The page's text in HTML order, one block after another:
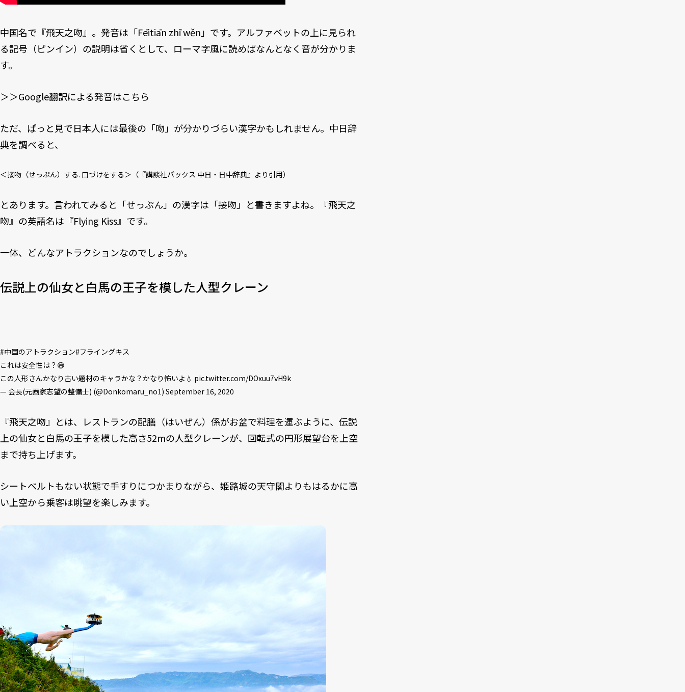
中国名で『飛天之吻』。発音は「Fēitiān zhī wěn」です。アルファベットの上に見られ
る記号（ピンイン）の説明は省くとして、ローマ字風に読めばなんとなく音が分かりま
す。
＞＞Google翻訳による発音はこちら
ただ、ぱっと見で日本人には最後の「吻」が分かりづらい漢字かもしれません。中日辞
典を調べると、
＜接吻（せっぷん）する. 口づけをする＞（『講談社パックス 中日・日中辞典』より引用）
とあります。言われてみると「せっぷん」の漢字は「接吻」と書きますよね。『飛天之
吻』の英語名は『Flying Kiss』です。
一体、どんなアトラクションなのでしょうか。
伝説上の仙女と白馬の王子を模した人型クレーン
#中国のアトラクション#フライングキス
これは安全性は？😅
この人形さんかなり古い題材のキャラかな？かなり怖いよ💧 pic.twitter.com/DOxuu7vH9k
— 会長(元画家志望の整備士) (@Donkomaru_no1) September 16, 2020
『飛天之吻』とは、レストランの配膳（はいぜん）係がお盆で料理を運ぶように、伝説
上の仙女と白馬の王子を模した高さ52mの人型クレーンが、回転式の円形展望台を上空
まで持ち上げます。
シートベルトもない状態で手すりにつかまりながら、姫路城の天守閣よりもはるかに高
い上空から乗客は眺望を楽しみます。